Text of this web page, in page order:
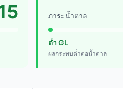
ภาระน้ำตาล
ต่ำ GL
ผลกระทบต่ำต่อน้ำตาล